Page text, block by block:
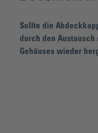
Sollte die
durch den
Gehäuses wieder